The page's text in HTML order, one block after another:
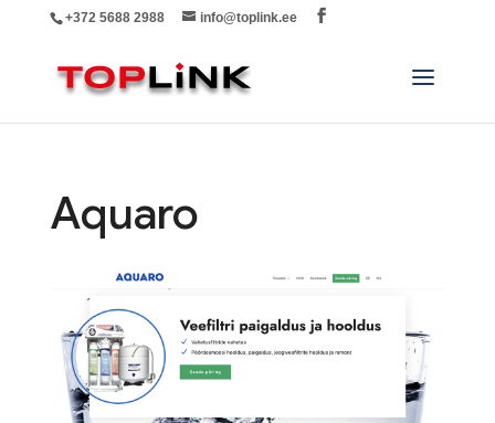
+372 5688 2988 info@toplink.ee
Aquaro